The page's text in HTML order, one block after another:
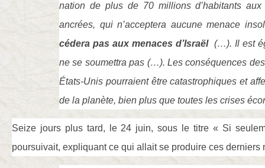
nation de plus de 70 millions d’habitants
ancrées, qui n’acceptera aucune menace
cédera pas aux menaces d’Israël(…). Il est
ne se soumettra pas (…). Les conséquences
États-Unis pourraient être catastrophiques et
de la planète, bien plus que toutes les crises
Seize jours plus tard, le 24 juin, sous le titre « Si
poursuivait, expliquant ce qui allait se produire ces derniers